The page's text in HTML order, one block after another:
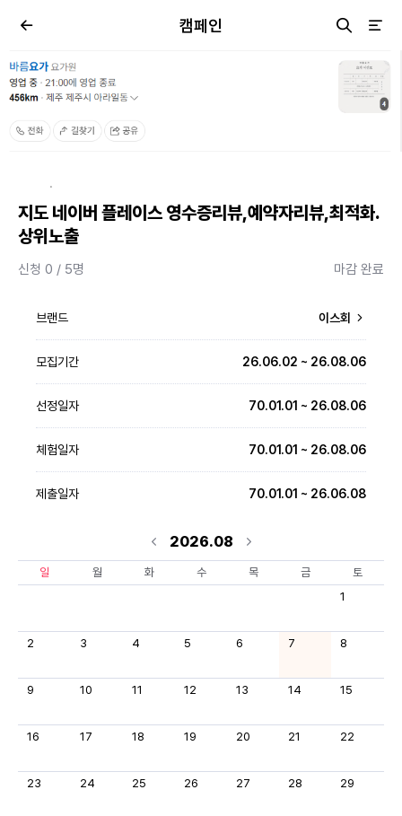
캠페인
·
지도 네이버 플레이스 영수증리뷰,예약자리뷰,최적화.
상위노출
신청 0 / 5명 마감 완료
브랜드 이스회
모집기간 26.06.02 ~ 26.08.06
선정일자 70.01.01 ~ 26.08.06
체험일자 70.01.01 ~ 26.08.06
제출일자 70.01.01 ~ 26.06.08
2026.08
일 월 화 수 목 금
토
1
2 3 4 5 6 7 8
9 10 11 12 13 14 15
16 17 18 19 20 21 22
23 24 25 26 27 28 29